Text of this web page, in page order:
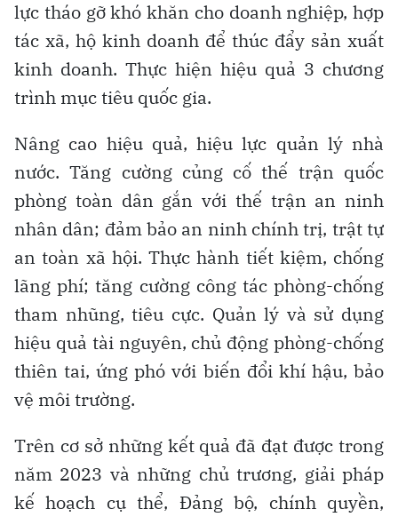
lực tháo gỡ khó khăn cho doanh nghiệp, hợp
tác xã, hộ kinh doanh để thúc đẩy sản xuất
kinh doanh. Thực hiện hiệu quả 3 chương
trình mục tiêu quốc gia.
Nâng cao hiệu quả, hiệu lực quản lý nhà
nước. Tăng cường củng cố thế trận quốc
phòng toàn dân gắn với thế trận an ninh
nhân dân; đảm bảo an ninh chính trị, trật tự
an toàn xã hội. Thực hành tiết kiệm, chống
lãng phí; tăng cường công tác phòng-chống
tham nhũng, tiêu cực. Quản lý và sử dụng
hiệu quả tài nguyên, chủ động phòng-chống
thiên tai, ứng phó với biến đổi khí hậu, bảo
vệ môi trường.
Trên cơ sở những kết quả đã đạt được trong
năm 2023 và những chủ trương, giải pháp
kế hoạch cụ thể, Đảng bộ, chính quyền,